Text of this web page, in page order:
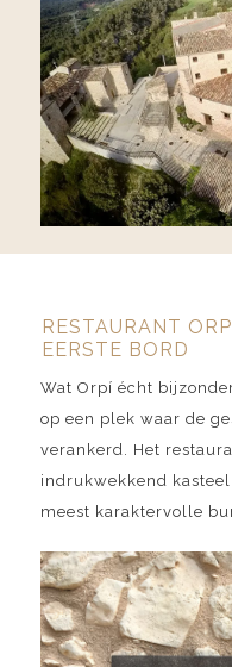
RESTAURANT
EERSTE BORD
Wat Orpí écht
op een plek waar de
verankerd. Het
indrukwekkend
meest karaktervolle